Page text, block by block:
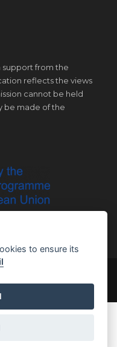
support from the
reflects the views
cannot be held
be made of the
to ensure its